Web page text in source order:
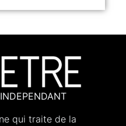
qui traite de la